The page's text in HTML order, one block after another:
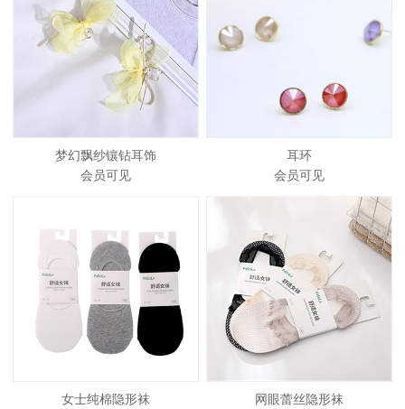
梦幻飘纱镶钻耳饰
会员可见
耳环
会员可见
女士纯棉隐形袜
网眼蕾丝隐形袜